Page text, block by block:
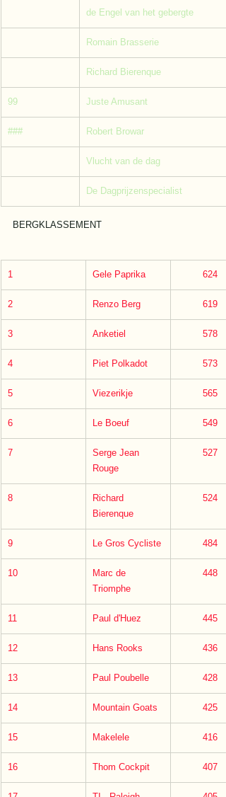
de Engel van het gebergte
Romain Brasserie
Richard Bierenque
99 Juste Amusant
### Robert Browar
Vlucht van de dag
De Dagprijzenspecialist
BERGKLASSEMENT
1 Gele Paprika 624
2 Renzo Berg 619
3 Anketiel 578
4 Piet Polkadot 573
5 Viezerikje 565
6 Le Boeuf 549
7
Serge Jean
Rouge
527
8
Richard
Bierenque
524
9 Le Gros Cycliste 484
10
Marc de
Triomphe
448
11 Paul d'Huez 445
12 Hans Rooks 436
13 Paul Poubelle 428
14 Mountain Goats 425
15 Makelele 416
16 Thom Cockpit 407